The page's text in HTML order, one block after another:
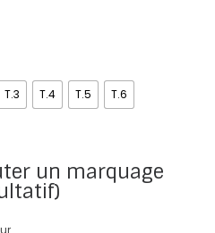
T.3 T.4 T.5 T.6
un marquage